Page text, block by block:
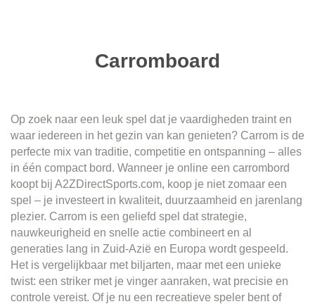
Carromboard
Op zoek naar een leuk spel dat je vaardigheden traint en
waar iedereen in het gezin van kan genieten? Carrom is de
perfecte mix van traditie, competitie en ontspanning – alles
in één compact bord. Wanneer je online een carrombord
koopt bij A2ZDirectSports.com, koop je niet zomaar een
spel – je investeert in kwaliteit, duurzaamheid en jarenlang
plezier. Carrom is een geliefd spel dat strategie,
nauwkeurigheid en snelle actie combineert en al
generaties lang in Zuid-Azië en Europa wordt gespeeld.
Het is vergelijkbaar met biljarten, maar met een unieke
twist: een striker met je vinger aanraken, wat precisie en
controle vereist. Of je nu een recreatieve speler bent of